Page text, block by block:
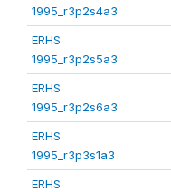
1995_r3p2s4a3
ERHS
1995_r3p2s5a3
ERHS
1995_r3p2s6a3
ERHS
1995_r3p3s1a3
ERHS